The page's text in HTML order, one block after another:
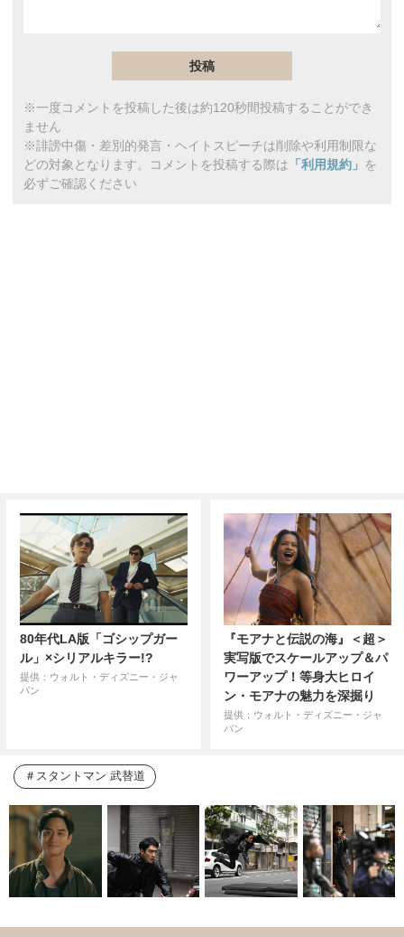
※一度コメントを投稿した後は約120秒間投稿することができ
ません
※誹謗中傷・差別的発言・ヘイトスピーチは削除や利用制限な
どの対象となります。コメントを投稿する際は 「利用規約」 を
必ずご確認ください
80年代LA版「ゴシップガー
ル」×シリアルキラー!?
提供：ウォルト・ディズニー・ジャ
パン
『モアナと伝説の海』＜超＞
実写版でスケールアップ＆パ
ワーアップ！等身大ヒロイ
ン・モアナの魅力を深掘り
提供：ウォルト・ディズニー・ジャ
パン
スタントマン 武替道